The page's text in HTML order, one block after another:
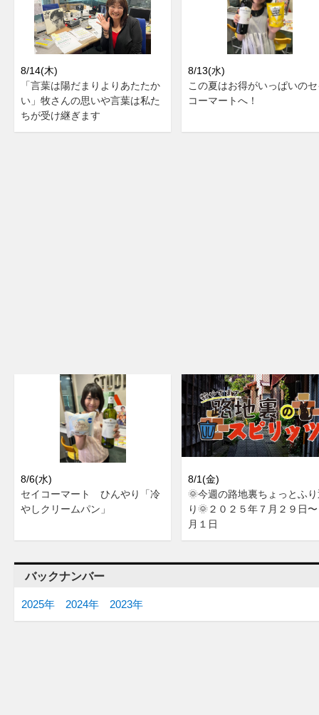
8/14(木)
「言葉は陽だまりよりあたたか
い」牧さんの思いや言葉は私た
ちが受け継ぎます
8/13(水)
この夏はお得がいっぱいの
コーマートへ！
8/6(水)
セイコーマート ひんやり「冷
やしクリームパン」
8/1(金)
🌞今週の路地裏ちょっとふ
り🌞２０２５年７月２９日
月１日
バックナンバー
2025年 2024年 2023年